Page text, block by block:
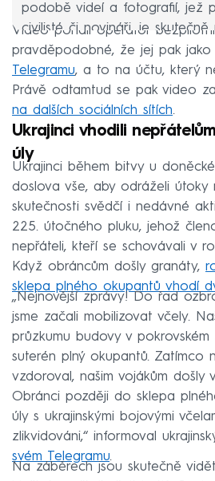
podobě videí a fotografií, jež
civilisté či novináři, je skutečně
Video pořídil operátor
pravděpodobné, že jej pak jako
Telegramu, a to na účtu, který
Právě odtamtud se pak video
na dalších sociálních sítích.
Ukrajinci vhodili
úly
Ukrajinci během bitvy u
doslova vše, aby odráželi útoky
skutečnosti svědčí i nedávné
225. útočného pluku, jehož
nepřáteli, kteří se schovávali v
Když obráncům došly granáty,
sklepa plného okupantů vhodí
„Nejnovější zprávy! Do řad
jsme začali mobilizovat včely.
průzkumu budovy v pokrovském
suterén plný okupantů. Zatímco
vzdoroval, našim vojákům došly
Obránci později do sklepa
úly s ukrajinskými bojovými
zlikvidováni,“ informoval
svém Telegramu.
Na záběrech jsou skutečně